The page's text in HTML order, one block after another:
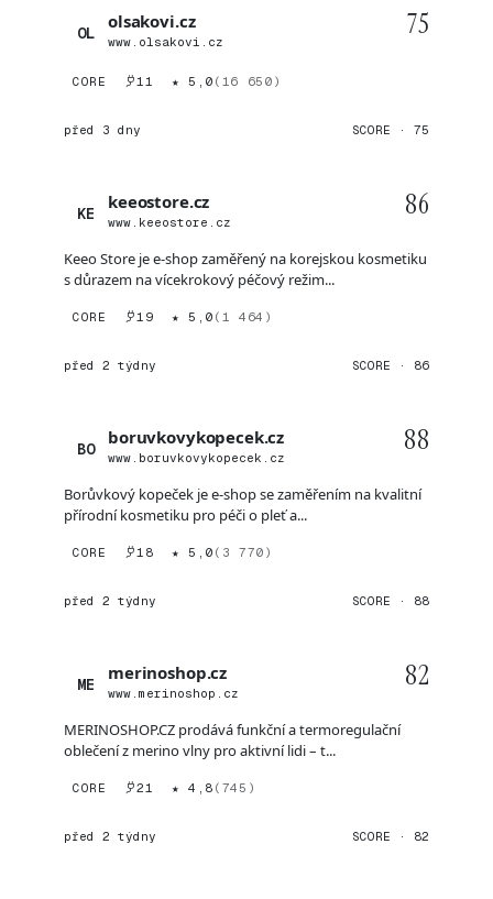
OL
olsakovi.cz
www.olsakovi.cz
75
CORE 11 ★ 5,0 (16 650)
před 3 dny SCORE · 75
KE
keeostore.cz
www.keeostore.cz
86
Keeo Store je e-shop zaměřený na korejskou kosmetiku
s důrazem na vícekrokový péčový režim...
CORE 19 ★ 5,0 (1 464)
před 2 týdny SCORE · 86
BO
boruvkovykopecek.cz
www.boruvkovykopecek.cz
88
Borůvkový kopeček je e-shop se zaměřením na kvalitní
přírodní kosmetiku pro péči o pleť a...
CORE 18 ★ 5,0 (3 770)
před 2 týdny SCORE · 88
ME
merinoshop.cz
www.merinoshop.cz
82
MERINOSHOP.CZ prodává funkční a termoregulační
oblečení z merino vlny pro aktivní lidi – t...
CORE 21 ★ 4,8 (745)
před 2 týdny SCORE · 82